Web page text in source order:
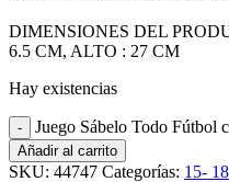
DIMENSIONES DEL
6.5 CM, ALTO : 27 CM
Hay existencias
Juego Sábelo Todo Fútbol
Añadir al carrito
SKU: 44747 Categorías: 15-